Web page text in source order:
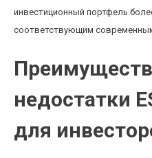
инвестиционный портфель
соответствующим
недостатки
для